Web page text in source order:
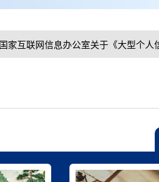
国家互联网信息办公室关于《大型个